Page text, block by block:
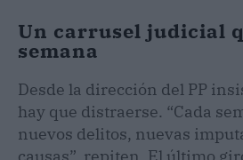
Un carrusel judicial
semana
Desde la dirección del PP
hay que distraerse. “Cada
nuevos delitos, nuevas
causas”, repiten. El último